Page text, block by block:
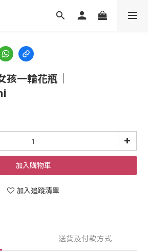
孩一輪花瓶｜
加入購物車
加入追蹤清單
送貨及付款方式